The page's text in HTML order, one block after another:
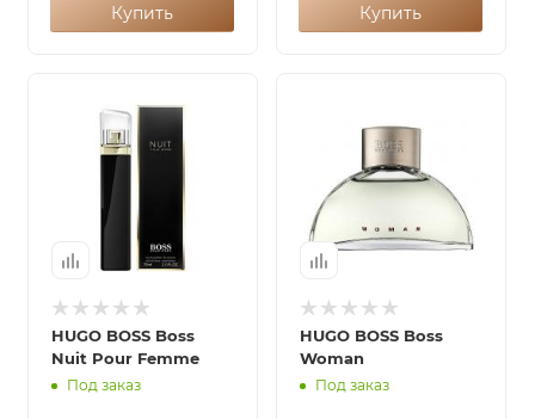
Купить Купить
HUGO BOSS Boss
Nuit Pour Femme
Под заказ
HUGO BOSS Boss
Woman
Под заказ